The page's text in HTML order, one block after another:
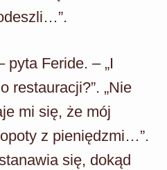
pyta Feride. – „I
restauracji?”. „Nie
mi się, że mój
z pieniędzmi…”.
się, dokąd